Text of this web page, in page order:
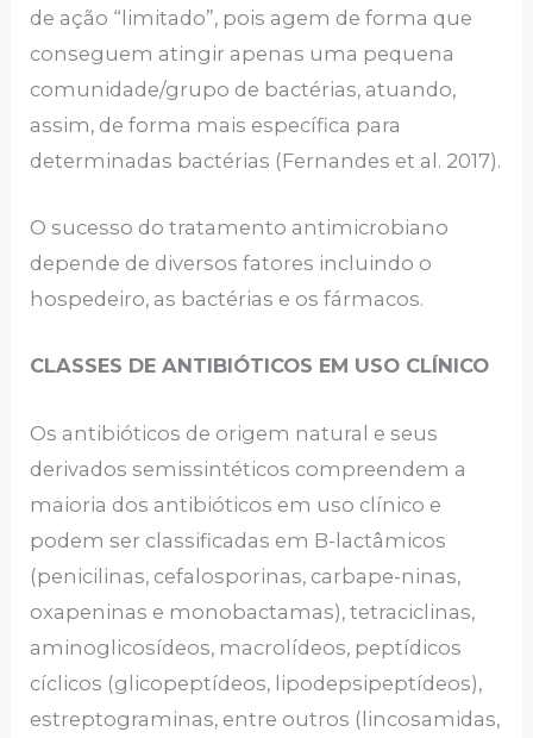
de ação “limitado”, pois agem de forma que
conseguem atingir apenas uma pequena
comunidade/grupo de bactérias, atuando,
assim, de forma mais específica para
determinadas bactérias (Fernandes et al. 2017).
O sucesso do tratamento antimicrobiano
depende de diversos fatores incluindo o
hospedeiro, as bactérias e os fármacos.
CLASSES DE ANTIBIÓTICOS EM USO CLÍNICO
Os antibióticos de origem natural e seus
derivados semissintéticos compreendem a
maioria dos antibióticos em uso clínico e
podem ser classificadas em B-lactâmicos
(penicilinas, cefalosporinas, carbape-ninas,
oxapeninas e monobactamas), tetraciclinas,
aminoglicosídeos, macrolídeos, peptídicos
cíclicos (glicopeptídeos, lipodepsipeptídeos),
estreptograminas, entre outros (lincosamidas,